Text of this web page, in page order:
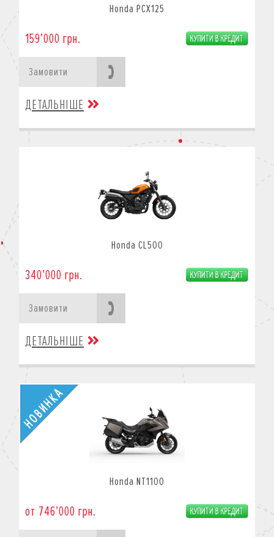
Honda PCX125
159’000 грн.
Замовити
ДЕТАЛЬНІШЕ
Honda CL500
340’000 грн.
Замовити
ДЕТАЛЬНІШЕ
Honda NT1100
от 746’000 грн.